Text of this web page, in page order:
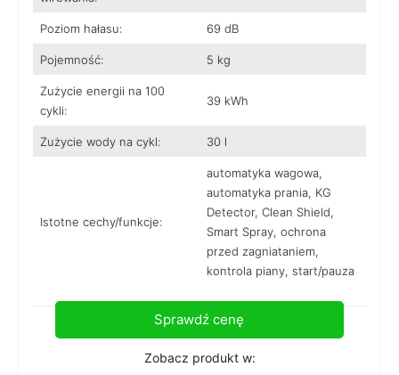
Poziom hałasu: 69 dB
Pojemność: 5 kg
Zużycie energii na 100
cykli:
39 kWh
Zużycie wody na cykl: 30 l
Istotne cechy/funkcje:
automatyka wagowa,
automatyka prania, KG
Detector, Clean Shield,
Smart Spray, ochrona
przed zagniataniem,
kontrola piany, start/pauza
Sprawdź cenę
Zobacz produkt w: